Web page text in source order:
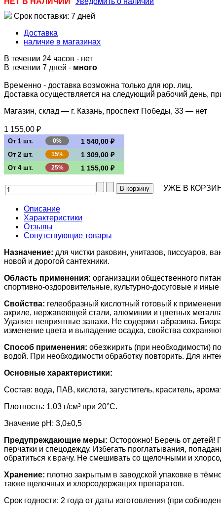
Срок поставки: 7 дней
Доставка
наличие в магазинах
В течении 24 часов - нет
В течении 7 дней - много
Временно - доставка возможна только для юр. лиц.
Доставка осуществляется на следующий рабочий день,
Магазин, склад — г. Казань, проспект Победы, 33 — нет
1 155,00 ₽
От 1 шт. 0% 1 540,00 ₽
От 2 шт. 15% 1 309,00 ₽
От 4 шт. 25% 1 155,00 ₽
УЖЕ В
Описание
Характеристики
Отзывы
Сопутствующие товары
Назначение: для чистки раковин, унитазов, писсуаров,
новой и дорогой сантехники.
Область применения: организации общественного
спортивно-оздоровительные, культурно-досуговые и
Свойства: гелеобразный кислотный готовый к
акриле, нержавеющей стали, алюминии и цветных
Удаляет неприятные запахи. Не содержит абразива.
изменение цвета и выпадение осадка, свойства
Способ применения: обезжирить (при необходимости)
водой. При необходимости обработку повторить. Для
Основные характеристики:
Состав: вода, ПАВ, кислота, загуститель, краситель,
Плотность: 1,03 г/см³ при 20°С.
Значение pH: 3,0±0,5
Предупреждающие меры: Осторожно! Беречь от детей!
перчатки и спецодежду. Избегать проглатывания,
обратиться к врачу. Не смешивать со щелочными и
Хранение: плотно закрытым в заводской упаковке в
также щелочных и хлорсодержащих препаратов.
Срок годности: 2 года от даты изготовления (при